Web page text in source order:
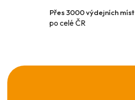
u
Přes 3000 výdejních míst
po celé ČR
Z
á